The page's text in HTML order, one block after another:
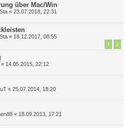
über Mac/Win
« 23.07.2018, 22:31
« 18.12.2017, 08:55
1 2
« 14.05.2015, 22:12
« 25.07.2014, 18:20
« 18.09.2013, 17:21